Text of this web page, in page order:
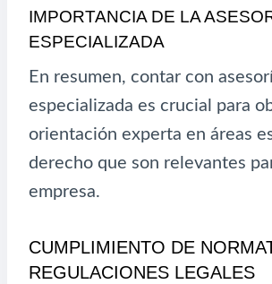
IMPORTANCIA DE LA
ESPECIALIZADA
En resumen, contar con
especializada es crucial para
orientación experta en áreas
derecho que son relevantes
empresa.
CUMPLIMIENTO DE
REGULACIONES LEGALES